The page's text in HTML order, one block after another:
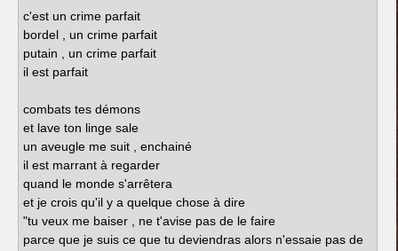
c'est un crime parfait
bordel , un crime parfait
putain , un crime parfait
il est parfait
combats tes démons
et lave ton linge sale
un aveugle me suit , enchainé
il est marrant à regarder
quand le monde s'arrêtera
et je crois qu'il y a quelque chose à dire
"tu veux me baiser , ne t'avise pas de le faire
parce que je suis ce que tu deviendras alors n'essaie pas de